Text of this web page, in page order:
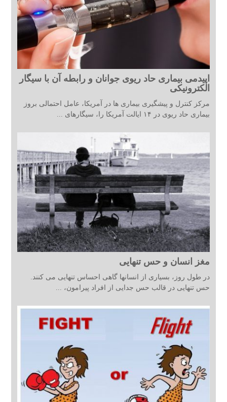
اپیدمی بیماری حاد ریوی جوانان و رابطه آن با سیگار
الکترونیکی
مرکز کنترل و پیشگیری بیماری ها در آمریکا، عامل احتمالی بروز
بیماری حاد ریوی در ۱۴ ایالت آمریکا را، سیگارهای ...
مغز انسان و حس تنهایی
در طول روز، بسیاری از انسانها گاهی احساس تنهایی می کنند.
حس تنهایی در قالب حس جدایی از افراد پیرامون، ...